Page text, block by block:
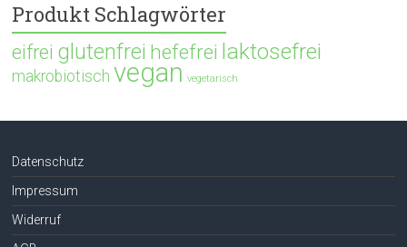
Produkt Schlagwörter
eifrei glutenfrei hefefrei laktosefrei
makrobiotisch vegan vegetarisch
Datenschutz
Impressum
Widerruf